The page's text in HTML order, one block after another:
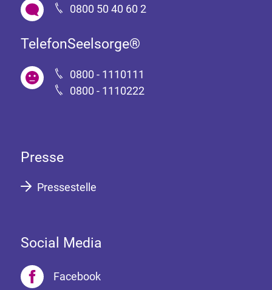
0800 50 40 60 2
TelefonSeelsorge®
0800 - 1110111
0800 - 1110222
Presse
Pressestelle
Social Media
Facebook